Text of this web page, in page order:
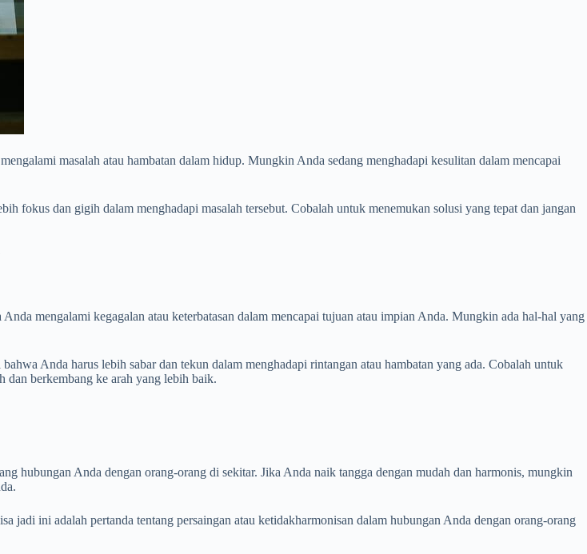
masalah atau hambatan dalam hidup. Mungkin Anda sedang menghadapi kesulitan dalam mencapai
fokus dan gigih dalam menghadapi masalah tersebut. Cobalah untuk menemukan solusi yang tepat dan jangan
mengalami kegagalan atau keterbatasan dalam mencapai tujuan atau impian Anda. Mungkin ada hal-hal yang
Anda harus lebih sabar dan tekun dalam menghadapi rintangan atau hambatan yang ada. Cobalah untuk
dan berkembang ke arah yang lebih baik.
hubungan Anda dengan orang-orang di sekitar. Jika Anda naik tangga dengan mudah dan harmonis, mungkin
jadi ini adalah pertanda tentang persaingan atau ketidakharmonisan dalam hubungan Anda dengan orang-orang